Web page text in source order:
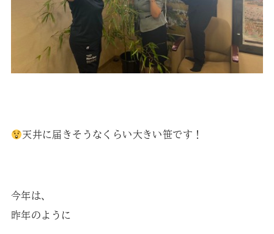
天井に届きそうなくらい大きい笹です！
今年は、
昨年のように